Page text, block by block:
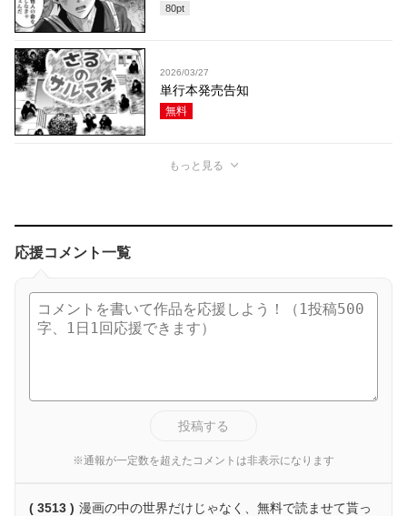
80pt
2026/03/27
単行本発売告知
無料
もっと見る
応援コメント一覧
投稿する
※通報が一定数を超えたコメントは非表示になります
( 3513 ) 漫画の中の世界だけじゃなく、無料で読ませて貰っ